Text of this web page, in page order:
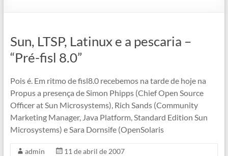
Sun, LTSP, Latinux e a pescaria –
“Pré-fisl 8.0”
Pois é. Em ritmo de fisl8.0 recebemos na tarde de hoje na
Propus a presença de Simon Phipps (Chief Open Source
Officer at Sun Microsystems), Rich Sands (Community
Marketing Manager, Java Platform, Standard Edition Sun
Microsystems) e Sara Dornsife (OpenSolaris
admin
11 de abril de 2007